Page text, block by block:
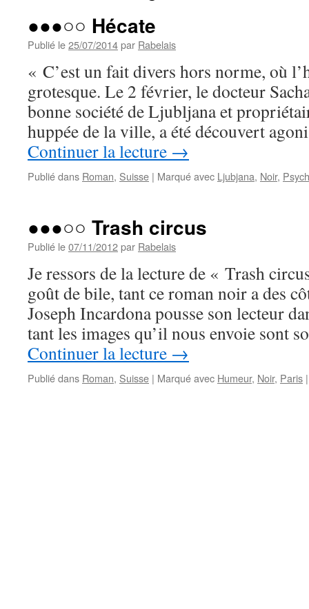
●●●○○ Hécate
Publié le25/07/2014par Rabelais
« C’est un fait divers hors norme, où
grotesque. Le 2 février, le docteur
bonne société de Ljubljana et
huppée de la ville, a été découvert
Continuer la lecture →
Publié dans Roman, Suisse | Marqué avec Ljubjana, Noir,
●●●○○ Trash circus
Publié le07/11/2012par Rabelais
Je ressors de la lecture de « Trash
goût de bile, tant ce roman noir a des
Joseph Incardona pousse son lecteur
tant les images qu’il nous envoie sont
Continuer la lecture →
Publié dans Roman, Suisse | Marqué avec Humeur, Noir, Paris |